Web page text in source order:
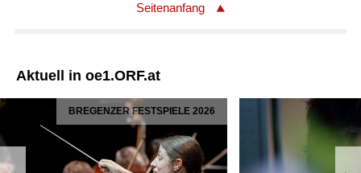
Seitenanfang
Aktuell in oe1.ORF.at
BREGENZER FESTSPIELE 2026